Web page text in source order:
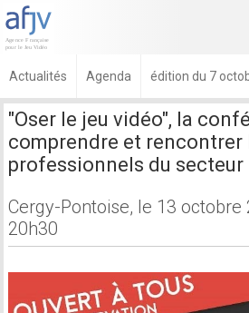
Actualités Agenda édition du 7
"Oser le jeu vidéo", la
comprendre et rencontrer
professionnels du secteur
Cergy-Pontoise, le 13 octobre
20h30